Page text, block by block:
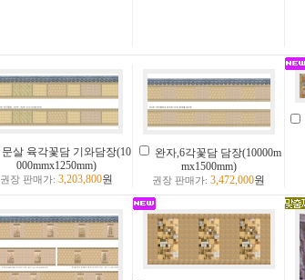
문살 육각꽃담 기와담장(10
000mmx1250mm)
권장 판매가:3,203,800원
완자,6각꽃담 담장(10000m
mx1500mm)
권장 판매가:3,472,000원